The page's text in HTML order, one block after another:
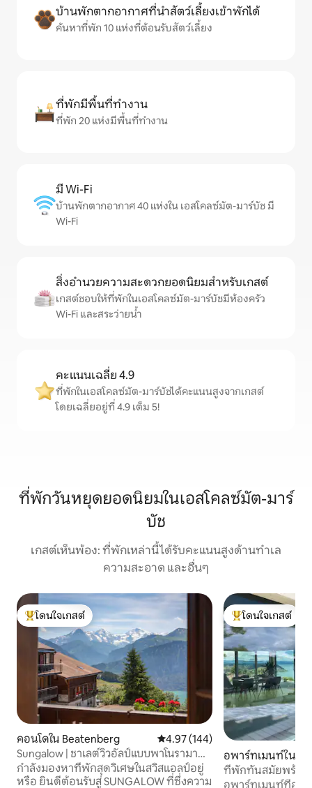
บ้านพักตากอากาศที่นำสัตว์เลี้ยงเข้าพักได้
ค้นหาที่พัก 10 แห่งที่ต้อนรับสัตว์เลี้ยง
ที่พักมีพื้นที่ทำงาน
ที่พัก 20 แห่งมีพื้นที่ทำงาน
มี Wi-Fi
บ้านพักตากอากาศ 40 แห่งใน เอสโคลซ์มัต-มาร์บัช มี
Wi-Fi
สิ่งอำนวยความสะดวกยอดนิยมสำหรับเกสต์
เกสต์ชอบให้ที่พักในเอสโคลซ์มัต-มาร์บัชมีห้องครัว
Wi-Fi และสระว่ายน้ำ
คะแนนเฉลี่ย 4.9
ที่พักในเอสโคลซ์มัต-มาร์บัชได้คะแนนสูงจากเกสต์
โดยเฉลี่ยอยู่ที่ 4.9 เต็ม 5!
ที่พักวันหยุดยอดนิยมในเอสโคลซ์มัต-มาร์
บัช
เกสต์เห็นพ้อง: ที่พักเหล่านี้ได้รับคะแนนสูงด้านทำเล
ความสะอาด และอื่นๆ
โดนใจเกสต์ที่สุด
โดนใจเกสต์
คอนโดใน Beatenberg คะแนนเฉลี่ย 4.97 จาก 5, 144 รีวิว
4.97 (144)
Sungalow | ชาเลต์วิวอัลป์แบบพาโนรามา
สไตล์วินเทจ-ชิค
กำลังมองหาที่พักสุดวิเศษในสวิสแอลป์อยู่
หรือ ยินดีต้อนรับสู่ SUNGALOW ที่ซึ่งความ
โดนใจเกสต์ที่สุด
โดนใจเกสต์
อพาร์ทเมนท์ใน
ที่พักทันสมัยพร้อม
ทะเลสาบทูน
อพาร์ทเมนท์ที่อบ